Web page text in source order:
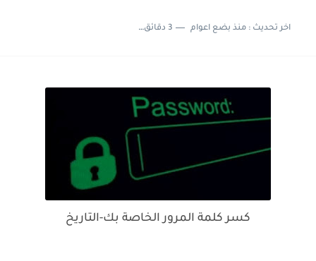
اخر تحديث :منذ بضع اعوام 3 دقائق للقراءة
كسر كلمة المرور الخاصة بك-التاريخ